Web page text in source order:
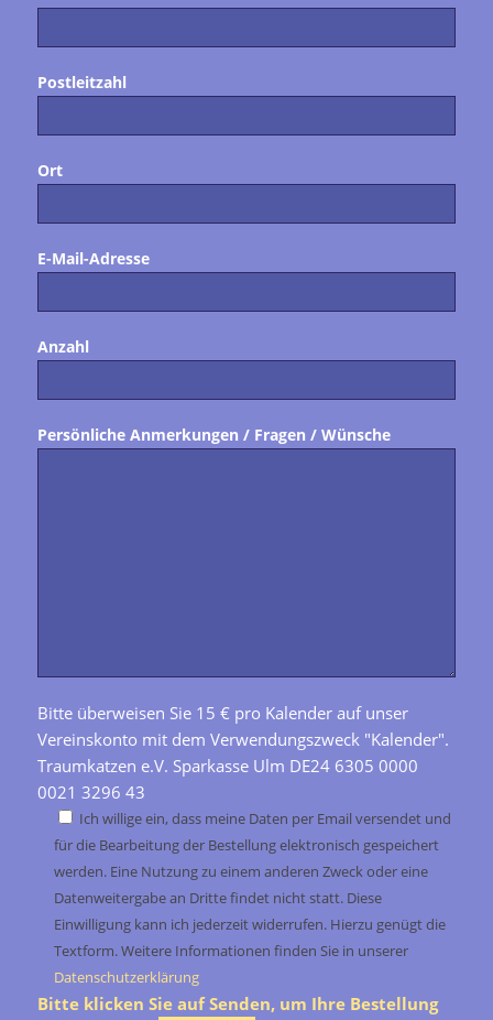
Postleitzahl
Ort
E-Mail-Adresse
Anzahl
Persönliche Anmerkungen / Fragen / Wünsche
Bitte überweisen Sie 15 € pro Kalender auf unser
Vereinskonto mit dem Verwendungszweck "Kalender".
Traumkatzen e.V. Sparkasse Ulm DE24 6305 0000
0021 3296 43
Ich willige ein, dass meine Daten per Email versendet und
für die Bearbeitung der Bestellung elektronisch gespeichert
werden. Eine Nutzung zu einem anderen Zweck oder eine
Datenweitergabe an Dritte findet nicht statt. Diese
Einwilligung kann ich jederzeit widerrufen. Hierzu genügt die
Textform. Weitere Informationen finden Sie in unserer
Datenschutzerklärung
Bitte klicken Sie auf Senden, um Ihre Bestellung